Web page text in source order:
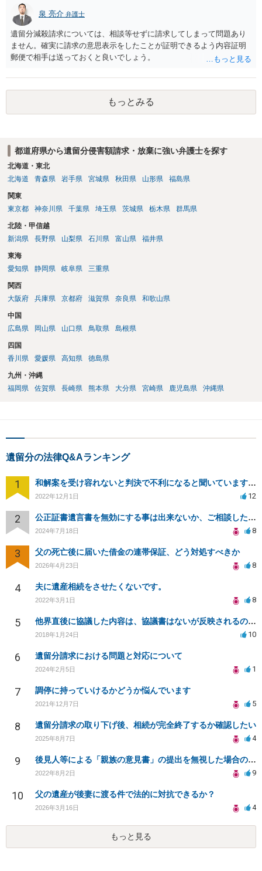
有無にかかわらず行使できなくなります。 奥様がご両親の死亡を最近
まで知らなかったのであれば、少なくとも「知った時から１年」の時
効がいつから進むかは慎重に検討する必要があります。ただし、死亡
から３年が経過しているとのことですので、早急に戸籍、遺言の有
無、不動産登記、遺産分割協議書の有無を確認した方がよいでしょ
う。特に、お姉様側だけで不動産名義を変更している場合、遺言があ
ったのか、遺産分割協議書が作成されているのか、奥様の署名押印が
あるのかが重要です。奥様が何も署名していないのであれば、遺留分
以前に、法定相続分や遺産分割未了の問題として整理すべき場合もあ
ります。 奥様において戸籍謄本、不動産登記簿、固定資産評価証明
泉 亮介 弁護士
遺留分減殺請求については、相談等せずに請求してしまって問題あり
ません。確実に請求の意思表示をしたことが証明できるよう内容証明
郵便で相手は送っておくと良いでしょう。
もっとみる
都道府県から遺留分侵害額請求・放棄に強い弁護士を探す
北海道・東北
北海道
青森県 岩手県 宮城県 秋田県 山形県 福島県
関東
東京都
神奈川県 千葉県 埼玉県 茨城県 栃木県 群馬県
北陸・甲信越
新潟県
長野県 山梨県 石川県 富山県 福井県
東海
愛知県
静岡県 岐阜県 三重県
関西
大阪府
兵庫県 京都府 滋賀県 奈良県 和歌山県
中国
広島県
岡山県 山口県 鳥取県 島根県
四国
香川県
愛媛県 高知県 徳島県
九州・沖縄
福岡県
佐賀県 長崎県 熊本県 大分県 宮崎県 鹿児島県 沖縄県
遺留分の法律Q&Aランキング
1 和解案を受け容れないと判決で不利になると聞いていますが実際は如何なものでしょうか？
2022年12月1日 12
2 公正証書遺言書を無効にする事は出来ないか、ご相談したいです。
2024年7月18日 8
3 父の死亡後に届いた借金の連帯保証、どう対処すべきか
2026年4月23日 8
4 夫に遺産相続をさせたくないです。
2022年3月1日 8
5 他界直後に協議した内容は、協議書はないが反映されるのでしょうか？
2018年1月24日 10
6 遺留分請求における問題と対応について
2024年2月5日 1
7 調停に持っていけるかどうか悩んでいます
2021年12月7日 5
8 遺留分請求の取り下げ後、相続が完全終了するか確認したい
2025年8月7日 4
9 後見人等による「親族の意見書」の提出を無視した場合のデメリットと今後に関して
2022年8月2日 9
10 父の遺産が後妻に渡る件で法的に対抗できるか？
2026年3月16日 4
もっと見る